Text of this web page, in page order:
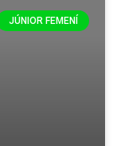
JÚNIOR FEMENÍ